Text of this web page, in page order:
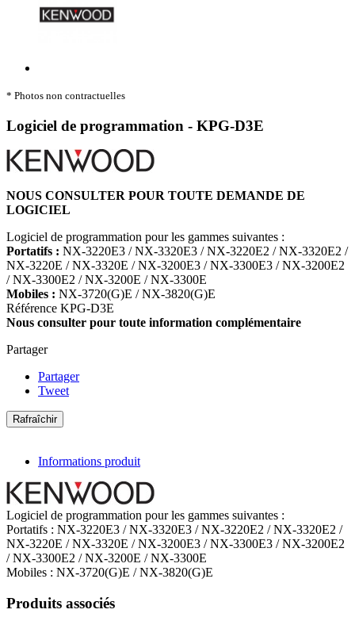
* Photos non contractuelles
Logiciel de programmation - KPG-D3E
NOUS CONSULTER POUR TOUTE DEMANDE DE
LOGICIEL
Logiciel de programmation pour les gammes suivantes :
Portatifs : NX-3220E3 / NX-3320E3 / NX-3220E2 / NX-3320E2 /
NX-3220E / NX-3320E / NX-3200E3 / NX-3300E3 / NX-3200E2
/ NX-3300E2 / NX-3200E / NX-3300E
Mobiles : NX-3720(G)E / NX-3820(G)E
Référence KPG-D3E
Nous consulter pour toute information complémentaire
Partager
Partager
Tweet
Informations produit
Logiciel de programmation pour les gammes suivantes :
Portatifs : NX-3220E3 / NX-3320E3 / NX-3220E2 / NX-3320E2 /
NX-3220E / NX-3320E / NX-3200E3 / NX-3300E3 / NX-3200E2
/ NX-3300E2 / NX-3200E / NX-3300E
Mobiles : NX-3720(G)E / NX-3820(G)E
Produits associés